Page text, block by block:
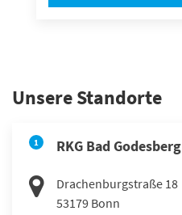
Unsere Standorte
1 RKG Bad Godesberg
Drachenburgstraße 18
53179 Bonn